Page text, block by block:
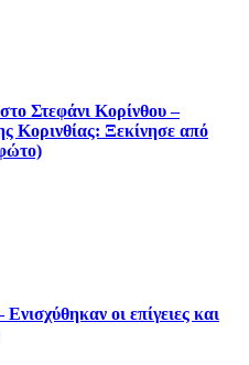
Στεφάνι Κορίνθου –
Κορινθίας: Ξεκίνησε από
οι επίγειες και